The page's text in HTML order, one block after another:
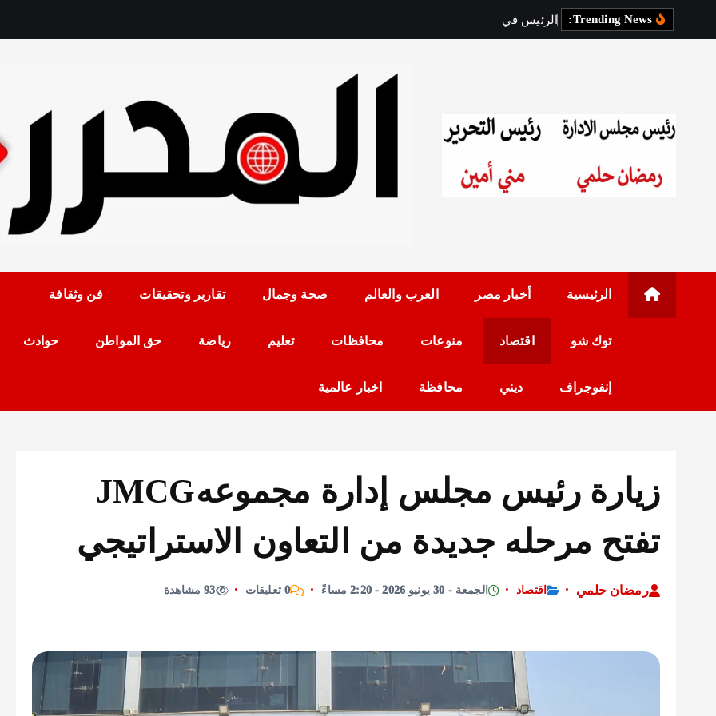
م
لرئيس في
رئيس مجلس الإدارة: رمضان حلمي رئيس
الرئيسية أخبار مصر العرب والعالم صحة وجمال تقارير وتحقيقات فن وثقافة
توك شو اقتصاد منوعات محافظات تعليم رياضة حق المواطن حوادث
إنفوجراف ديني محافظة اخبار عالمية
تفتح مرحله جديدة من التعاون الاستراتيجي
رمضان حلمي اقتصاد الجمعة - 30 يونيو 2026 - 2:20 مساءً 0 تعليقات 93 مشاهدة